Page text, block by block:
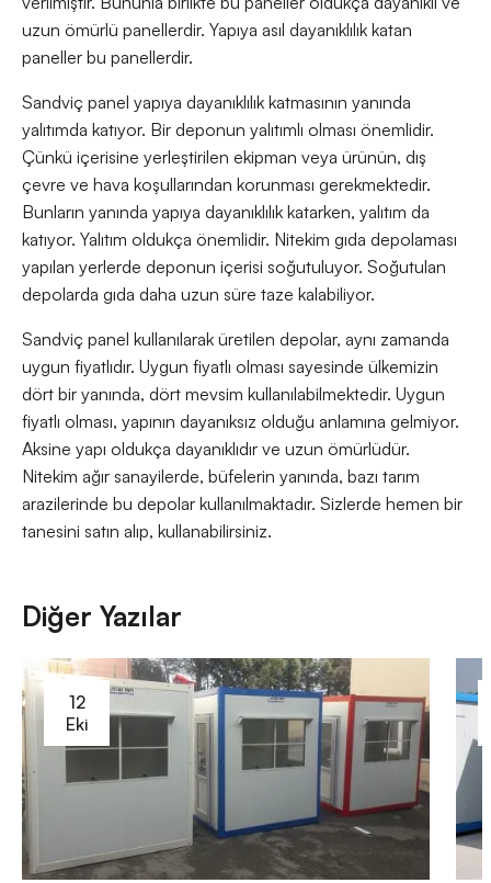
uzun ömürlü panellerdir. Yapıya asıl dayanıklılık katan
paneller bu panellerdir.
Sandviç panel yapıya dayanıklılık katmasının yanında
yalıtımda katıyor. Bir deponun yalıtımlı olması önemlidir.
Çünkü içerisine yerleştirilen ekipman veya ürünün, dış
çevre ve hava koşullarından korunması gerekmektedir.
Bunların yanında yapıya dayanıklılık katarken, yalıtım da
katıyor. Yalıtım oldukça önemlidir. Nitekim gıda depolaması
yapılan yerlerde deponun içerisi soğutuluyor. Soğutulan
depolarda gıda daha uzun süre taze kalabiliyor.
Sandviç panel kullanılarak üretilen depolar, aynı zamanda
uygun fiyatlıdır. Uygun fiyatlı olması sayesinde ülkemizin
dört bir yanında, dört mevsim kullanılabilmektedir. Uygun
fiyatlı olması, yapının dayanıksız olduğu anlamına gelmiyor.
Aksine yapı oldukça dayanıklıdır ve uzun ömürlüdür.
Nitekim ağır sanayilerde, büfelerin yanında, bazı tarım
arazilerinde bu depolar kullanılmaktadır. Sizlerde hemen bir
tanesini satın alıp, kullanabilirsiniz.
Diğer Yazılar
12
Eki